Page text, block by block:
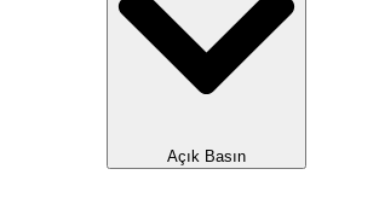
Açık Basın